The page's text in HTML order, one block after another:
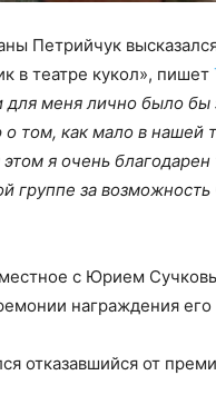
Петрийчук
в театре кукол», пишет
меня лично было бы
как мало в нашей
я очень благодарен
группе за возможность
с Юрием
награждения
отказавшийся от